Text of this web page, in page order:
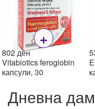
+
802ден
Vitabiotics feroglobin
капсули, 30
Дневна